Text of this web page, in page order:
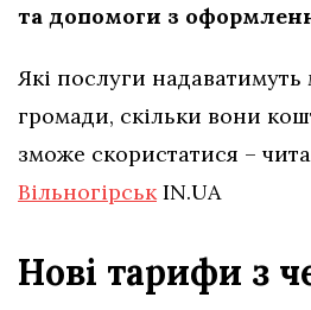
та допомоги з
Які послуги
громади, скільки вони
зможе скористатися –
ВільногірськIN.UA
Нові тарифи з